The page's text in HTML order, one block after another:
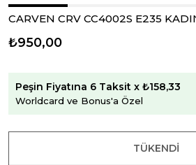
CARVEN CRV CC4002S E235
₺950,00
Peşin Fiyatına 6 Taksit x ₺158,33
Worldcard ve Bonus'a Özel
TÜKENDI